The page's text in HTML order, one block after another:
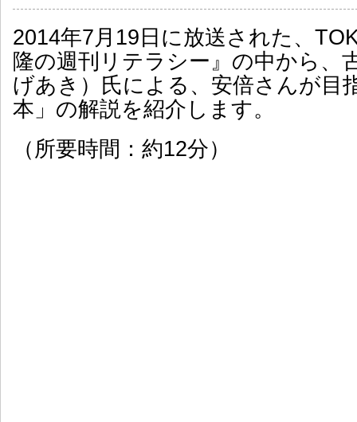
2014年7月19日に放送された、
隆の週刊リテラシー』の中から、
げあき）氏による、安倍さんが目
本」の解説を紹介します。
（所要時間：約12分）